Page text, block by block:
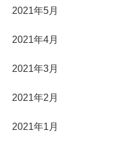
2021年5月
2021年4月
2021年3月
2021年2月
2021年1月